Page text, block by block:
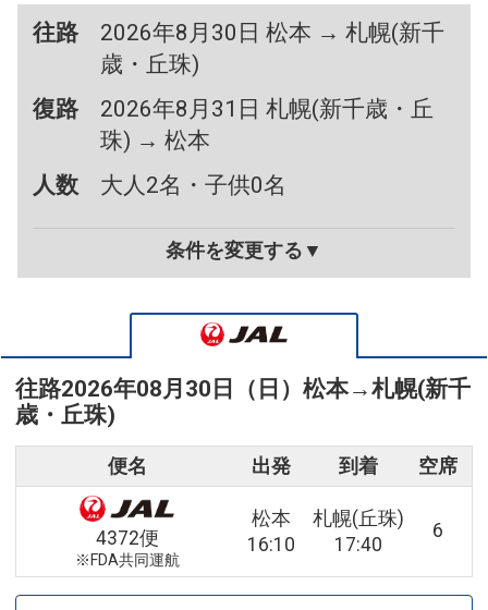
往路
2026年8月30日 松本 → 札幌(新千
歳・丘珠)
復路
2026年8月31日 札幌(新千歳・丘
珠) → 松本
人数
大人2名・子供0名
条件を変更する▼
往路2026年08月30日（日） 松本→札幌(新千
歳・丘珠)
便名 出発 到着 空席
4372便
※FDA共同運航
松本
16:10
札幌(丘珠)
17:40
6